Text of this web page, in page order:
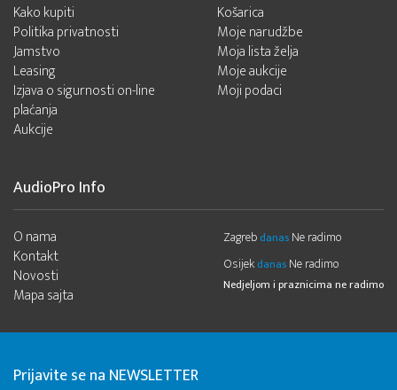
Kako kupiti
Politika privatnosti
Jamstvo
Leasing
Izjava o sigurnosti on-line
plaćanja
Aukcije
Košarica
Moje narudžbe
Moja lista želja
Moje aukcije
Moji podaci
AudioPro Info
O nama
Kontakt
Novosti
Mapa sajta
Zagreb danas Ne radimo
Osijek danas Ne radimo
Nedjeljom i praznicima ne radimo
Prijavite se na NEWSLETTER